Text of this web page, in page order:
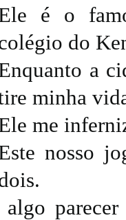
é o
do
a
minha
me
nosso